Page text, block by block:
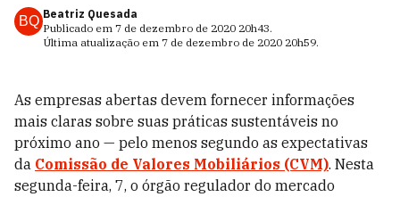
BQ Beatriz Quesada
Publicado em 7 de dezembro de 2020 20h43.
Última atualização em 7 de dezembro de 2020 20h59.
As empresas abertas devem fornecer informações
mais claras sobre suas práticas sustentáveis no
próximo ano — pelo menos segundo as expectativas
da Comissão de Valores Mobiliários (CVM). Nesta
segunda-feira, 7, o órgão regulador do mercado